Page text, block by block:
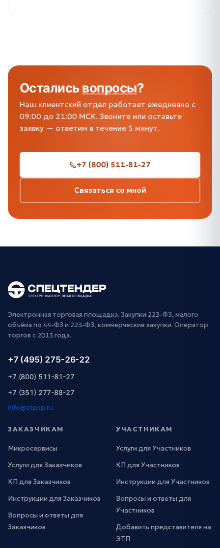
Осталисьвопросы?
Наш клиентский отдел работает ежедневно с
09:00 до 21:00 МСК. Звоните или оставьте
заявку — ответим в течение 5 минут.
+7 (800) 511-81-27
Связаться со мной
Электронная торговая площадка. Закупки 223-ФЗ, малого
объёма по 44-ФЗ и 223-ФЗ, коммерческие закупки. Оператор
торгов с 2013 года.
+7 (495) 275-26-22
+7 (800) 511-81-27
+7 (351) 277-88-27
info@etpsp.ru
ЗАКАЗЧИКАМ
Микросервисы
Услуги для Заказчиков
КП для Заказчиков
Инструкции для Заказчиков
Вопросы и ответы для
Заказчиков
УЧАСТНИКАМ
Услуги для Участников
КП для Участников
Инструкции для Участников
Вопросы и ответы для
Участников
Добавить представителя на
ЭТП